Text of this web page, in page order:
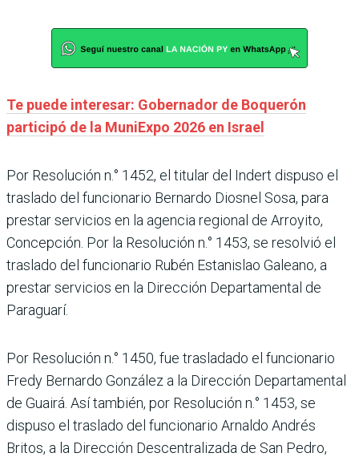
Te puede interesar: Gobernador de Boquerón
participó de la MuniExpo 2026 en Israel
Por Resolución n.° 1452, el titular del Indert dispuso el
traslado del funcionario Bernardo Diosnel Sosa, para
prestar servicios en la agencia regional de Arroyito,
Concepción. Por la Resolución n.° 1453, se resolvió el
traslado del funcionario Rubén Estanislao Galeano, a
prestar servicios en la Dirección Departamental de
Paraguarí.
Por Resolución n.° 1450, fue trasladado el funcionario
Fredy Bernardo González a la Dirección Departamental
de Guairá. Así también, por Resolución n.° 1453, se
dispuso el traslado del funcionario Arnaldo Andrés
Britos, a la Dirección Descentralizada de San Pedro,